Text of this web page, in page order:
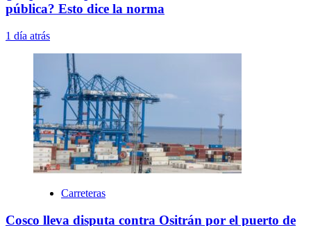
pública? Esto dice la norma
1 día atrás
Carreteras
Cosco lleva disputa contra Ositrán por el puerto de